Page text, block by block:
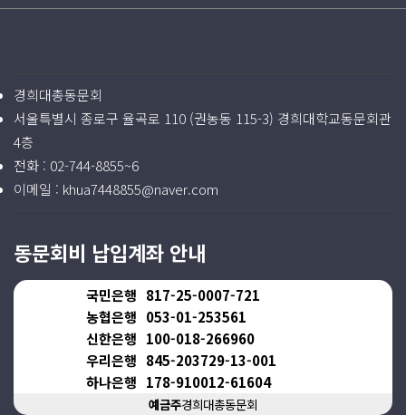
경희대총동문회
서울특별시 종로구 율곡로 110 (권농동 115-3) 경희대학교동문회관
4층
전화 : 02-744-8855~6
이메일 : khua7448855@naver.com
동문회비 납입계좌 안내
국민은행 817-25-0007-721
농협은행 053-01-253561
신한은행 100-018-266960
우리은행 845-203729-13-001
하나은행 178-910012-61604
예금주경희대총동문회